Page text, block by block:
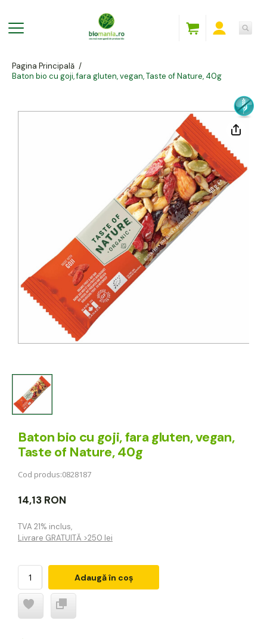
Pagina Principală /
Baton bio cu goji, fara gluten, vegan, Taste of Nature, 40g
Baton bio cu goji, fara gluten, vegan,
Taste of Nature, 40g
Cod produs:0828187
14,13 RON
TVA 21% inclus,
Livrare GRATUITĂ >250 lei
Adaugă în coș